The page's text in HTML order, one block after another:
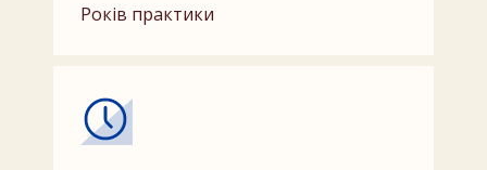
Років практики